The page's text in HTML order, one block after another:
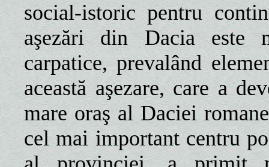
social-istoric pentru
aşezări din Dacia este
carpatice, prevalând
această aşezare, care a
mare oraş al Daciei
cel mai important centru